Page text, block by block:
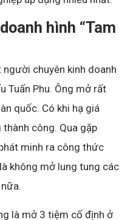
hình “Tam
chuyên kinh doanh
Tuấn Phu. Ông mở rất
quốc. Có khi hạ giá
công. Qua gặp
minh ra công thức
không mở lung tung các
là mở 3 tiệm cố định ở